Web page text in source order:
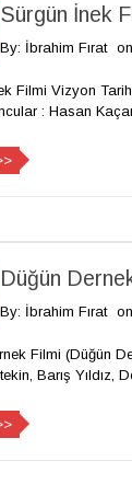
Sürgün İnek
By: İbrahim Fırat on
Filmi Vizyon
: Hasan
Düğün
By: İbrahim Fırat on
Filmi (Düğün
Barış Yıldız,